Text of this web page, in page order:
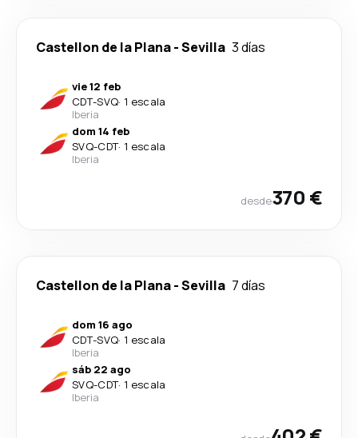
Castellon de la Plana-Sevilla 3 días
vie 12 feb
CDT-SVQ· 1 escala
Iberia
dom 14 feb
SVQ-CDT· 1 escala
Iberia
desde370 €
Castellon de la Plana-Sevilla 7 días
dom 16 ago
CDT-SVQ· 1 escala
Iberia
sáb 22 ago
SVQ-CDT· 1 escala
Iberia